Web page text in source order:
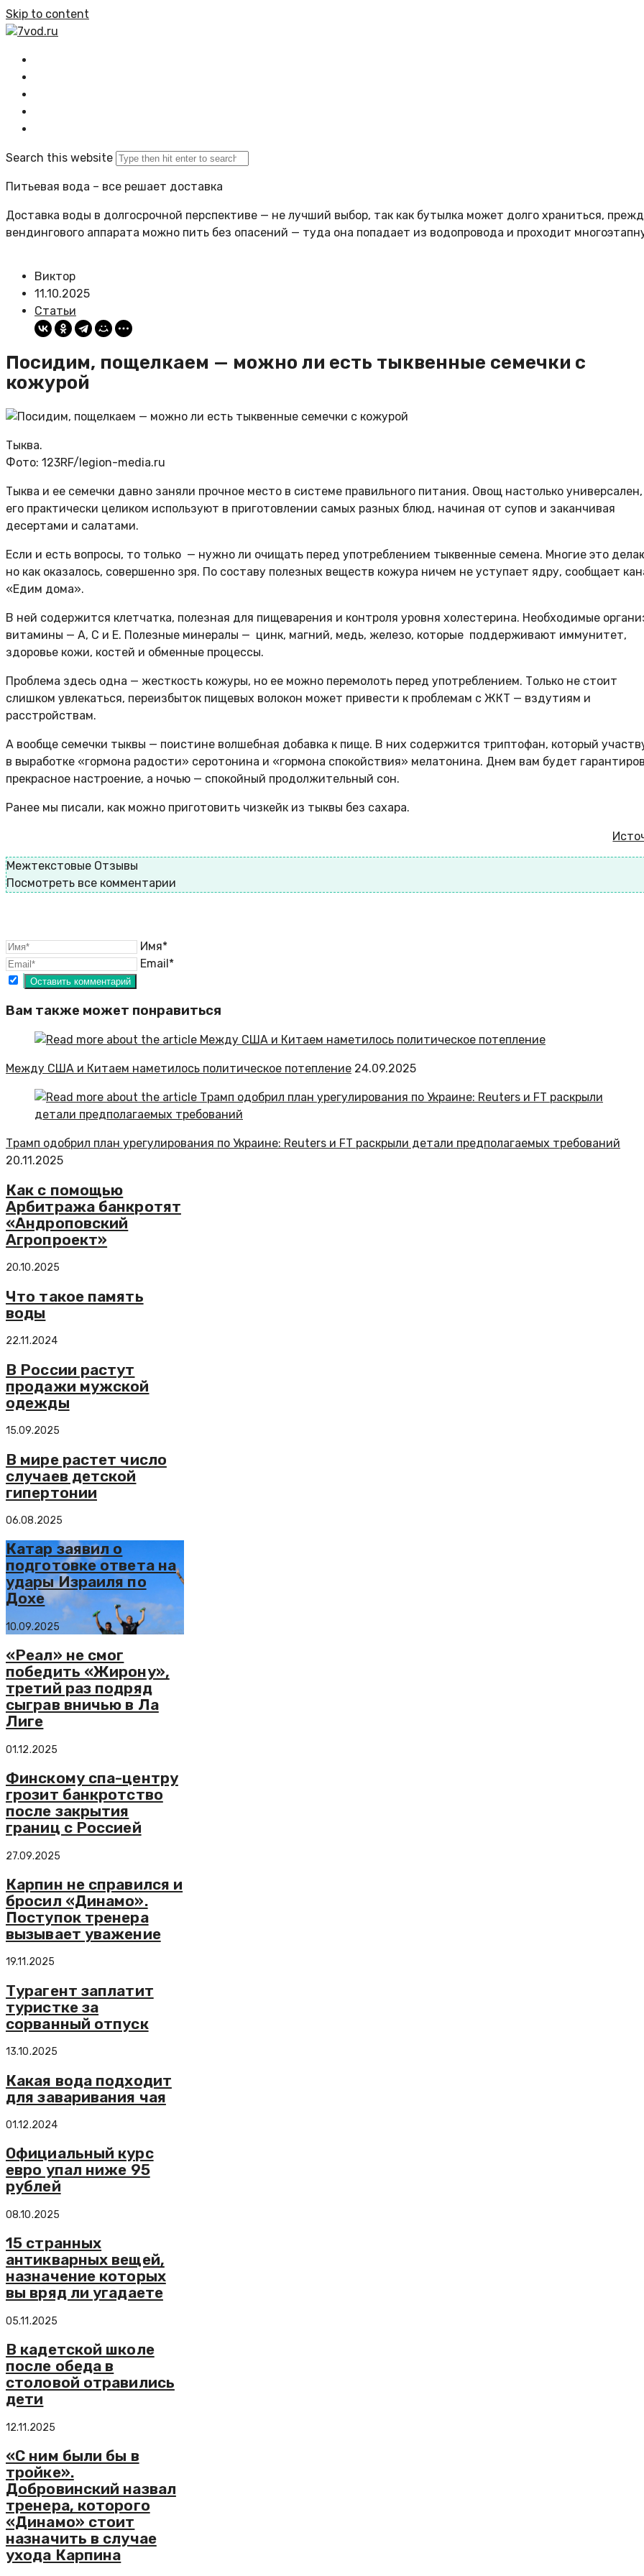
Skip to content
7vod.ru
Search this website
Питьевая вода – все решает доставка
Доставка воды в долгосрочной перспективе — не лучший выбор, так как бутылка может долго храниться,
вендингового аппарата можно пить без опасений — туда она попадает из водопровода и проходит
Виктор
11.10.2025
Статьи
Посидим, пощелкаем — можно ли есть тыквенные семечки с
кожурой
Тыква.
Фото: 123RF/legion-media.ru
Тыква и ее семечки давно заняли прочное место в системе правильного питания. Овощ настолько
его практически целиком используют в приготовлении самых разных блюд, начиная от супов и заканчивая
десертами и салатами.
Если и есть вопросы, то только — нужно ли очищать перед употреблением тыквенные семена. Многие это
но как оказалось, совершенно зря. По составу полезных веществ кожура ничем не уступает ядру, сообщает
«Едим дома».
В ней содержится клетчатка, полезная для пищеварения и контроля уровня холестерина. Необходимые
витамины — А, С и Е. Полезные минералы — цинк, магний, медь, железо, которые поддерживают иммунитет,
здоровье кожи, костей и обменные процессы.
Проблема здесь одна — жесткость кожуры, но ее можно перемолоть перед употреблением. Только не стоит
слишком увлекаться, переизбыток пищевых волокон может привести к проблемам с ЖКТ — вздутиям и
расстройствам.
А вообще семечки тыквы — поистине волшебная добавка к пище. В них содержится триптофан, который
в выработке «гормона радости» серотонина и «гормона спокойствия» мелатонина. Днем вам будет
прекрасное настроение, а ночью — спокойный продолжительный сон.
Ранее мы писали, как можно приготовить чизкейк из тыквы без сахара.
Межтекстовые Отзывы
Посмотреть все комментарии
Имя*
Email*
Вам также может понравиться
Между США и Китаем наметилось политическое потепление 24.09.2025
Трамп одобрил план урегулирования по Украине: Reuters и FT раскрыли детали предполагаемых требований
20.11.2025
Как с помощью
Арбитража банкротят
«Андроповский
Агропроект»
20.10.2025
Что такое память
воды
22.11.2024
В России растут
продажи мужской
одежды
15.09.2025
В мире растет число
случаев детской
гипертонии
06.08.2025
Катар заявил о
подготовке ответа на
удары Израиля по
Дохе
10.09.2025
«Реал» не смог
победить «Жирону»,
третий раз подряд
сыграв вничью в Ла
Лиге
01.12.2025
Финскому спа-центру
грозит банкротство
после закрытия
границ с Россией
27.09.2025
Карпин не справился и
бросил «Динамо».
Поступок тренера
вызывает уважение
19.11.2025
Турагент заплатит
туристке за
сорванный отпуск
13.10.2025
Какая вода подходит
для заваривания чая
01.12.2024
Официальный курс
евро упал ниже 95
рублей
08.10.2025
15 странных
антикварных вещей,
назначение которых
вы вряд ли угадаете
05.11.2025
В кадетской школе
после обеда в
столовой отравились
дети
12.11.2025
«С ним были бы в
тройке».
Добровинский назвал
тренера, которого
«Динамо» стоит
назначить в случае
ухода Карпина